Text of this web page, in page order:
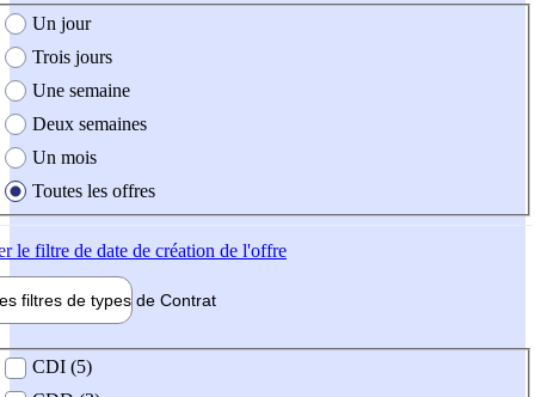
création de l'offre
Un jour
Trois jours
Une semaine
Deux semaines
Un mois
Toutes les offres
le filtre de date de création de l'offre
filtres de types de Contrat
contrat
CDI (5)